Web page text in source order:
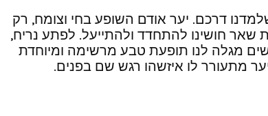
דרכם. יער אודם השופע בחי וצומח, רק
שאר חושינו להתחדד ולהתייעל. לפתע נריח,
מגלה לנו תופעת טבע מרשימה ומיוחדת
מתעורר לו איזשהו רגש שם בפנים.